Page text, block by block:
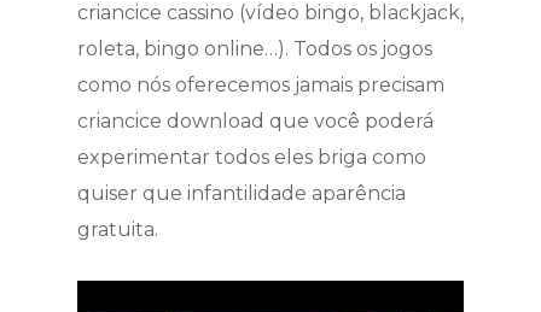
criancice cassino (vídeo bingo, blackjack,
roleta, bingo online…). Todos os jogos
como nós oferecemos jamais precisam
criancice download que você poderá
experimentar todos eles briga como
quiser que infantilidade aparência
gratuita.